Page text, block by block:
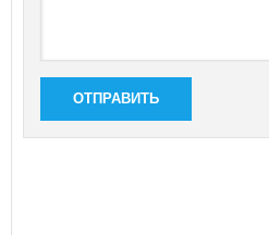
ОТПРАВИТЬ